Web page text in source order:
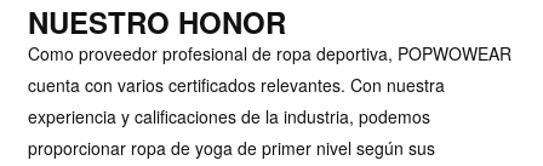
NUESTRO HONOR
Como proveedor profesional de ropa deportiva, POPWOWEAR
cuenta con varios certificados relevantes. Con nuestra
experiencia y calificaciones de la industria, podemos
proporcionar ropa de yoga de primer nivel según sus